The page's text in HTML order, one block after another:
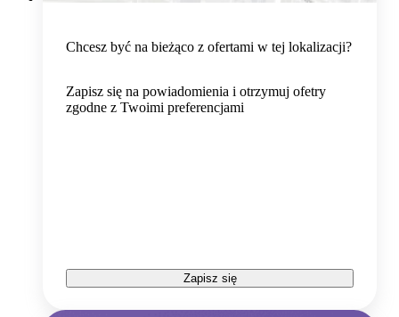
Chcesz być na bieżąco z ofertami w tej lokalizacji?
Zapisz się na powiadomienia i otrzymuj ofetry
zgodne z Twoimi preferencjami
Zapisz się